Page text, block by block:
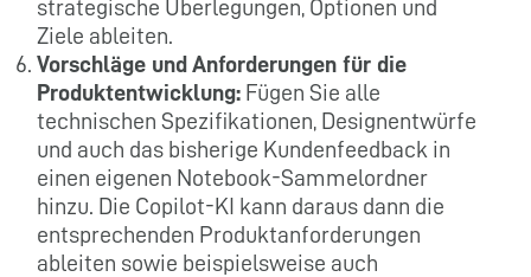
strategische Überlegungen, Optionen und
Ziele ableiten.
Vorschläge und Anforderungen für die
Produktentwicklung: Fügen Sie alle
technischen Spezifikationen, Designentwürfe
und auch das bisherige Kundenfeedback in
einen eigenen Notebook-Sammelordner
hinzu. Die Copilot-KI kann daraus dann die
entsprechenden Produktanforderungen
ableiten sowie beispielsweise auch